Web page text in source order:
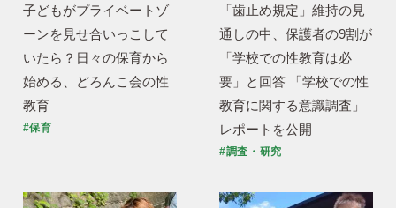
子どもがプライベートゾ
ーンを見せ合いっこして
いたら？日々の保育から
始める、どろんこ会の性
教育
#保育
「歯止め規定」維持の見
通しの中、保護者の9割が
「学校での性教育は必
要」と回答 「学校での性
教育に関する意識調査」
レポートを公開
#調査・研究